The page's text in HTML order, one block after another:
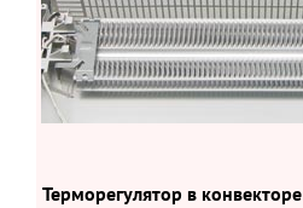
Терморегулятор в конвекторе